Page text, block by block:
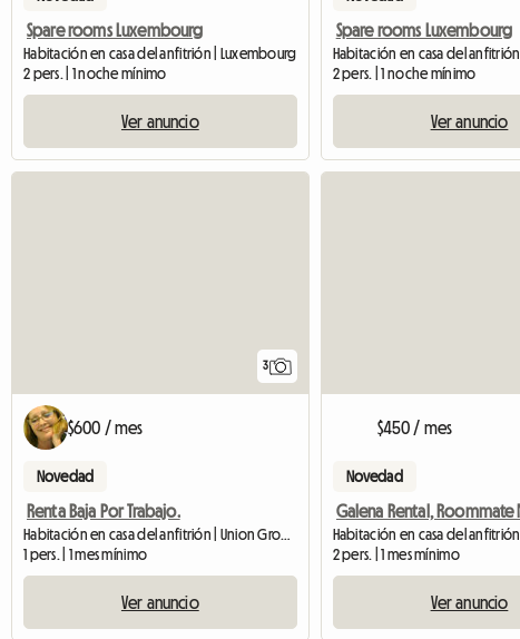
Spare rooms Luxembourg
Habitación en casa del anfitrión | Luxembourg
2 pers. | 1 noche mínimo
Ver anuncio
Spare rooms Luxembourg
Habitación en casa del
2 pers. | 1 noche mínimo
Ver anuncio
3
$600 / mes
Novedad
Renta Baja Por Trabajo.
Habitación en casa del anfitrión | Union Grove (53182)
1 pers. | 1 mes mínimo
Ver anuncio
$450 / mes
Novedad
Habitación en casa del
2 pers. | 1 mes mínimo
Ver anuncio